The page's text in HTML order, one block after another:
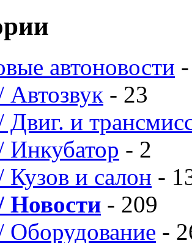
автоновости
Автозвук - 23
Двиг. и
Инкубатор - 2
Кузов и салон -
Новости - 209
Оборудование -